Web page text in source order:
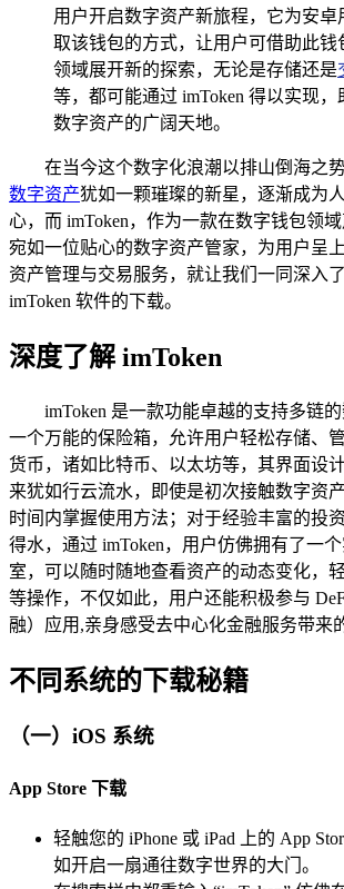
用户开启数字资产新旅程，它为安卓
取该钱包的方式，让用户可借助此钱
领域展开新的探索，无论是存储还是
等，都可能通过 imToken 得以实现，
数字资产的广阔天地。
在当今这个数字化浪潮以排山倒海之
数字资产犹如一颗璀璨的新星，逐渐成为
心，而 imToken，作为一款在数字钱包领域
宛如一位贴心的数字资产管家，为用户呈
资产管理与交易服务，就让我们一同深入
imToken 软件的下载。
深度了解 imToken
imToken 是一款功能卓越的支持多链
一个万能的保险箱，允许用户轻松存储、
货币，诸如比特币、以太坊等，其界面设
来犹如行云流水，即使是初次接触数字资
时间内掌握使用方法；对于经验丰富的投
得水，通过 imToken，用户仿佛拥有了一
室，可以随时随地查看资产的动态变化，
等操作，不仅如此，用户还能积极参与
融）应用,亲身感受去中心化金融服务带来
不同系统的下载秘籍
（一）iOS 系统
App Store 下载
轻触您的 iPhone 或 iPad 上的 App
如开启一扇通往数字世界的大门。